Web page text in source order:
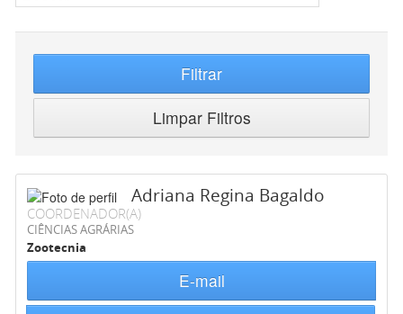
Filtrar
Limpar Filtros
Adriana Regina Bagaldo
COORDENADOR(A)
CIÊNCIAS AGRÁRIAS
Zootecnia
E-mail